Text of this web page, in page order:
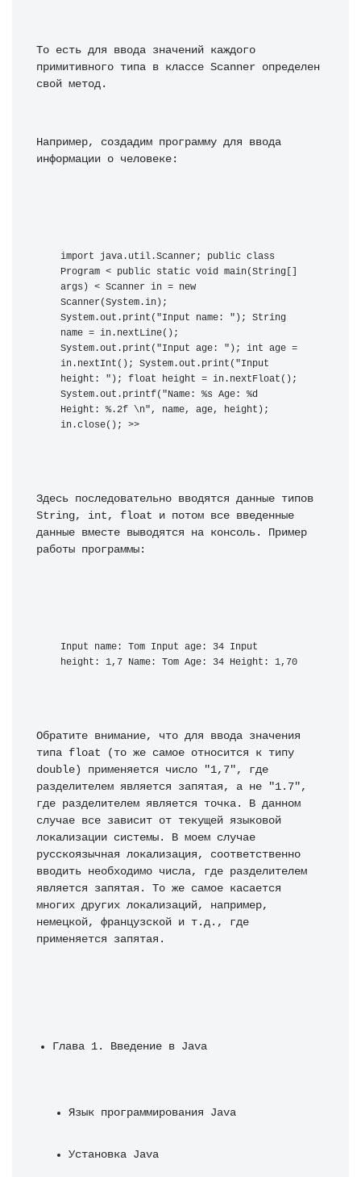
То есть для ввода значений каждого
примитивного типа в классе Scanner определен
свой метод.
Например, создадим программу для ввода
информации о человеке:
import java.util.Scanner; public class
Program < public static void main(String[]
args) < Scanner in = new
Scanner(System.in);
System.out.print("Input name: "); String
name = in.nextLine();
System.out.print("Input age: "); int age =
in.nextInt(); System.out.print("Input
height: "); float height = in.nextFloat();
System.out.printf("Name: %s Age: %d
Height: %.2f \n", name, age, height);
in.close(); >>
Здесь последовательно вводятся данные типов
String, int, float и потом все введенные
данные вместе выводятся на консоль. Пример
работы программы:
Input name: Tom Input age: 34 Input
height: 1,7 Name: Tom Age: 34 Height: 1,70
Обратите внимание, что для ввода значения
типа float (то же самое относится к типу
double) применяется число "1,7", где
разделителем является запятая, а не "1.7",
где разделителем является точка. В данном
случае все зависит от текущей языковой
локализации системы. В моем случае
русскоязычная локализация, соответственно
вводить необходимо числа, где разделителем
является запятая. То же самое касается
многих других локализаций, например,
немецкой, французской и т.д., где
применяется запятая.
Язык программирования Java
Установка Java